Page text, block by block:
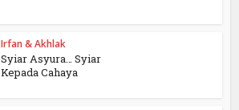
Irfan & Akhlak
Syiar Asyura… Syiar
Kepada Cahaya